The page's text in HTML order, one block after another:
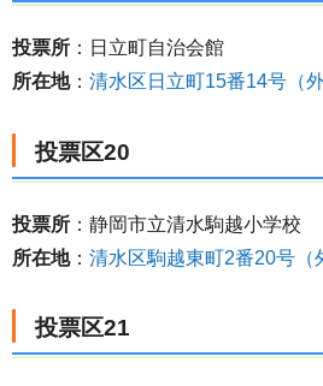
投票所 ：日立町自治会館
所在地： 清水区日立町15番14号（
投票区20
投票所 ：静岡市立清水駒越小学校
所在地： 清水区駒越東町2番20号（
投票区21